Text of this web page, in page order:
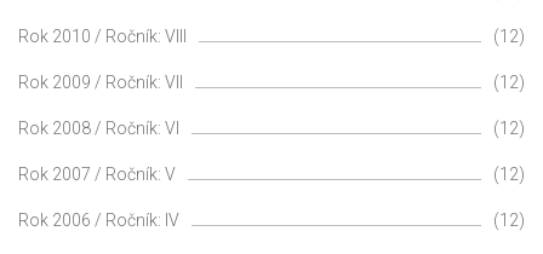
Rok 2010 / Ročník: VIII (12)
Rok 2009 / Ročník: VII (12)
Rok 2008 / Ročník: VI (12)
Rok 2007 / Ročník: V (12)
Rok 2006 / Ročník: IV (12)